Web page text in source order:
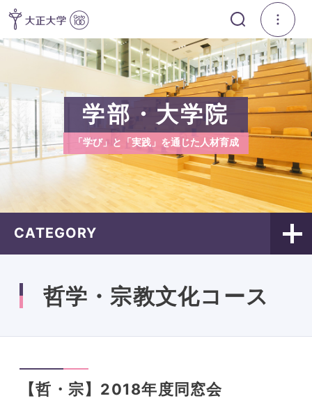
学部・大学院
「学び」と「実践」を通じた人材育成
CATEGORY
哲学・宗教文化コース
【哲・宗】2018年度同窓会